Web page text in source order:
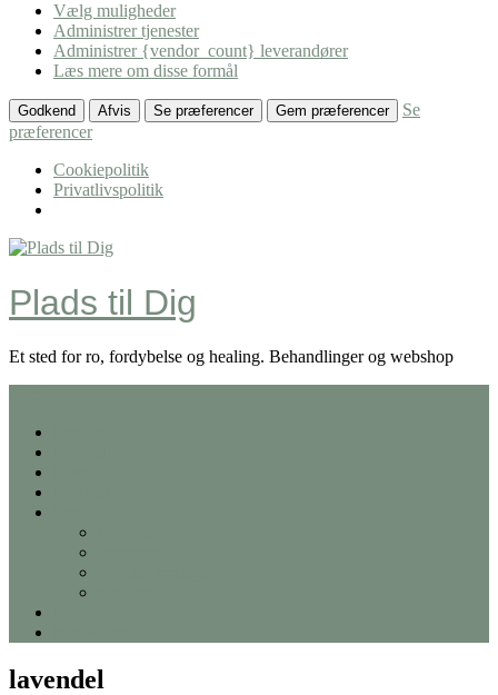
Vælg muligheder
Administrer tjenester
Administrer {vendor_count} leverandører
Læs mere om disse formål
Godkend Afvis Se præferencer Gem præferencer
Se
præferencer
Cookiepolitik
Privatlivspolitik
Skip
content
Plads til Dig
Et sted for ro, fordybelse og healing. Behandlinger og webshop
lavendel